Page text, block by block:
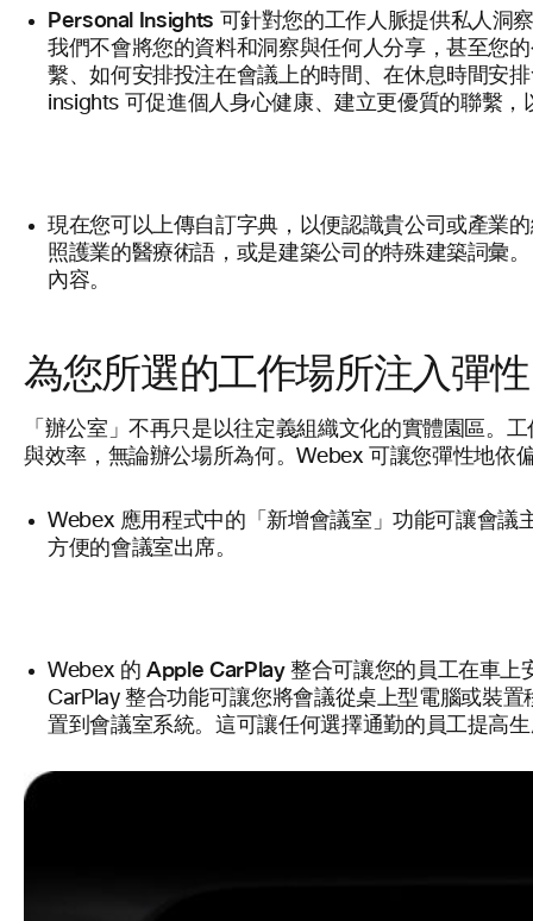
Personal Insights 可針對您的工作人脈提供私人洞
我們不會將您的資料和洞察與任何人分享，甚至您
繫、如何安排投注在會議上的時間、在休息時間安
insights 可促進個人身心健康、建立更優質的聯繫
現在您可以上傳自訂字典 ，以便認識貴公司或產業
照護業的醫療術語，或是建築公司的特殊建築詞彙
內容。
為您所選的工作場所注入彈性
「辦公室」不再只是以往定義組織文化的實體園區。
與效率，無論辦公場所為何。Webex 可讓您彈性地依
Webex 應用程式中的「 新增會議室 」功能可讓會議
方便的會議室出席。
Webex 的Apple CarPlay 整合可讓您的員工在車上
CarPlay 整合功能可讓您將會議從桌上型電腦或裝
置到會議室系統。這可讓任何選擇通勤的員工提高